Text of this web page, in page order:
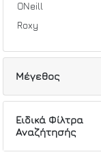
ONeill
Roxy
Μέγεθος
34
36
38
Ειδικά Φίλτρα
Αναζήτησής